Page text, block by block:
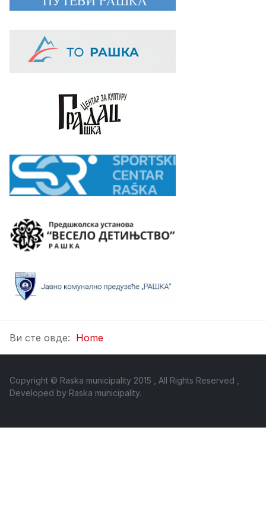
Ви сте овде: Home
Copyright © Raska municipality 2015 , All Rights Reserved ,
Developed by Raska municipality.